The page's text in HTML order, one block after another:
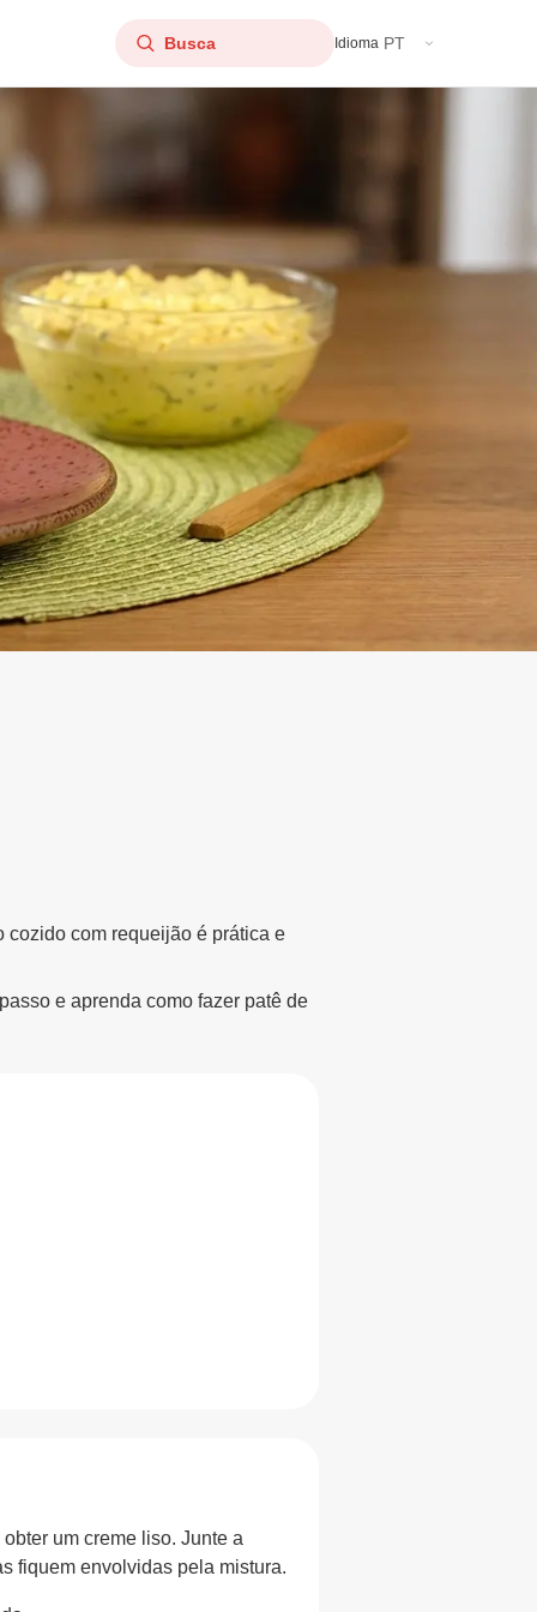
Idioma PT
cozido com requeijão é prática e
e aprenda como fazer patê de
um creme liso. Junte a
fiquem envolvidas pela mistura.